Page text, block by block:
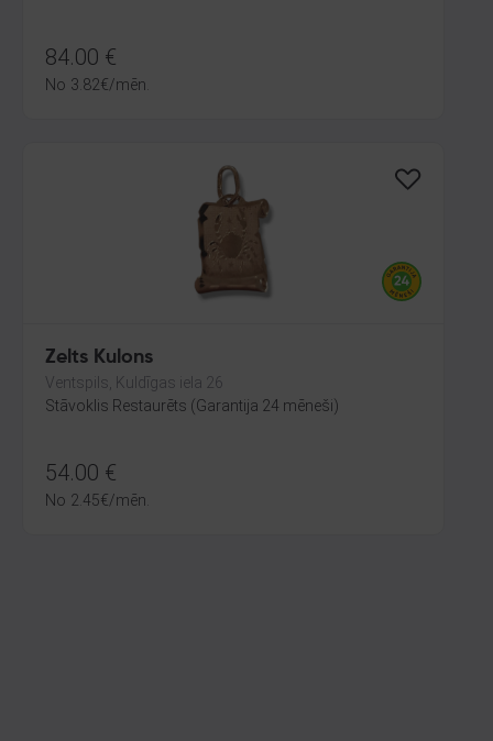
84.00 €
No 3.82€/mēn.
Zelts Kulons
Ventspils, Kuldīgas iela 26
Stāvoklis Restaurēts (Garantija 24 mēneši)
54.00 €
No 2.45€/mēn.